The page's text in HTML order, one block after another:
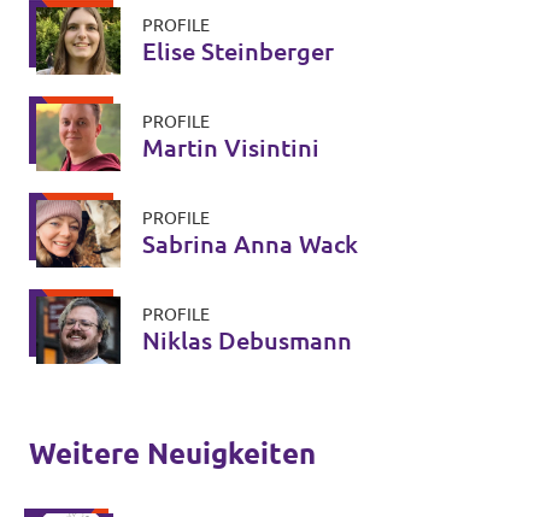
PROFILE
Elise Steinberger
PROFILE
Martin Visintini
PROFILE
Sabrina Anna Wack
PROFILE
Niklas Debusmann
Weitere Neuigkeiten